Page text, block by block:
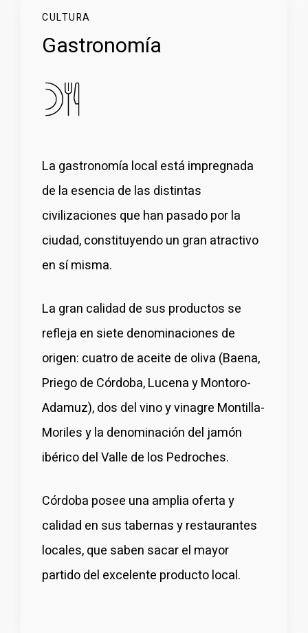
CULTURA
Gastronomía
La gastronomía local está impregnada
de la esencia de las distintas
civilizaciones que han pasado por la
ciudad, constituyendo un gran atractivo
en sí misma.
La gran calidad de sus productos se
refleja en siete denominaciones de
origen: cuatro de aceite de oliva (Baena,
Priego de Córdoba, Lucena y Montoro-
Adamuz), dos del vino y vinagre Montilla-
Moriles y la denominación del jamón
ibérico del Valle de los Pedroches.
Córdoba posee una amplia oferta y
calidad en sus tabernas y restaurantes
locales, que saben sacar el mayor
partido del excelente producto local.